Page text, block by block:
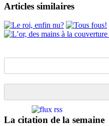
Articles similaires
La citation de la semaine